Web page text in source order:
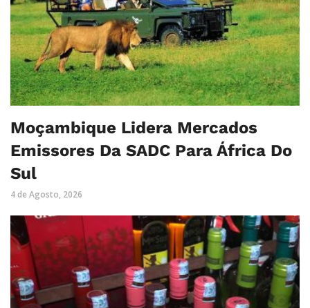
Moçambique Lidera Mercados
Emissores Da SADC Para África Do
Sul
4 de Agosto, 2026